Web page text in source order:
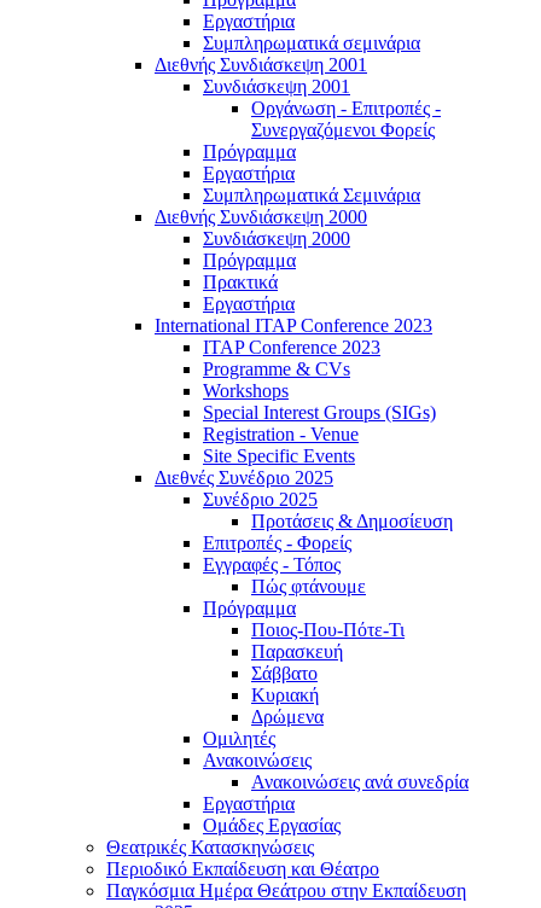
Εργαστήρια
Συμπληρωματικά σεμινάρια
Διεθνής Συνδιάσκεψη 2001
Συνδιάσκεψη 2001
Οργάνωση - Επιτροπές -
Συνεργαζόμενοι Φορείς
Πρόγραμμα
Εργαστήρια
Συμπληρωματικά Σεμινάρια
Διεθνής Συνδιάσκεψη 2000
Συνδιάσκεψη 2000
Πρόγραμμα
Πρακτικά
Εργαστήρια
International ITAP Conference 2023
ITAP Conference 2023
Programme & CVs
Workshops
Special Interest Groups (SIGs)
Registration - Venue
Site Specific Events
Διεθνές Συνέδριο 2025
Συνέδριο 2025
Προτάσεις & Δημοσίευση
Επιτροπές - Φορείς
Εγγραφές - Τόπος
Πώς φτάνουμε
Πρόγραμμα
Ποιος-Που-Πότε-Τι
Παρασκευή
Σάββατο
Κυριακή
Δρώμενα
Ομιλητές
Ανακοινώσεις
Ανακοινώσεις ανά συνεδρία
Εργαστήρια
Ομάδες Εργασίας
Θεατρικές Κατασκηνώσεις
Περιοδικό Εκπαίδευση και Θέατρο
Παγκόσμια Ημέρα Θεάτρου στην Εκπαίδευση